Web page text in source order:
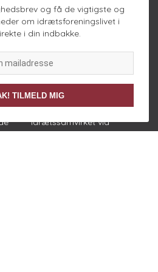
ITIDE støtter idrætten og
idrætssamvirket via
sponsorater i forbindelse
og få de vigtigste og
om idrætsforeningslivet i
i din indbakke.
TILMELD MIG